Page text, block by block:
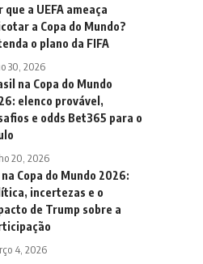
que a UEFA ameaça
a Copa do Mundo?
o plano da FIFA
30, 2026
na Copa do Mundo
elenco provável,
e odds Bet365 para o
20, 2026
Copa do Mundo 2026:
incertezas e o
de Trump sobre a
4, 2026